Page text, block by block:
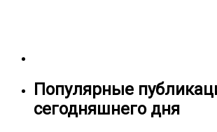
Популярные
сегодняшнего дня